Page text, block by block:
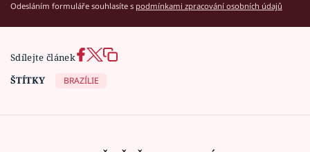
Odesláním formuláře souhlasíte s podmínkami zpracování osobních údajů
Sdílejte článek
ŠTÍTKY
BRAZÍLIE